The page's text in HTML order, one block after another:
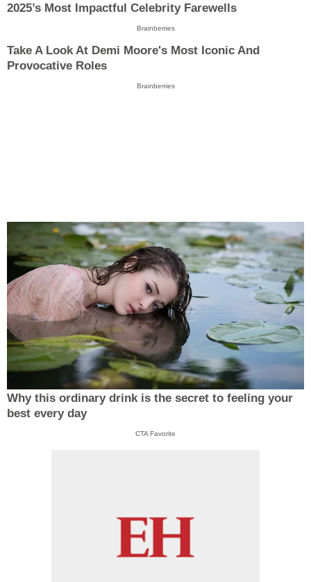
2025’s Most Impactful Celebrity Farewells
Brainberries
Take A Look At Demi Moore's Most Iconic And
Provocative Roles
Brainberries
Why this ordinary drink is the secret to feeling your
best every day
CTA Favorite